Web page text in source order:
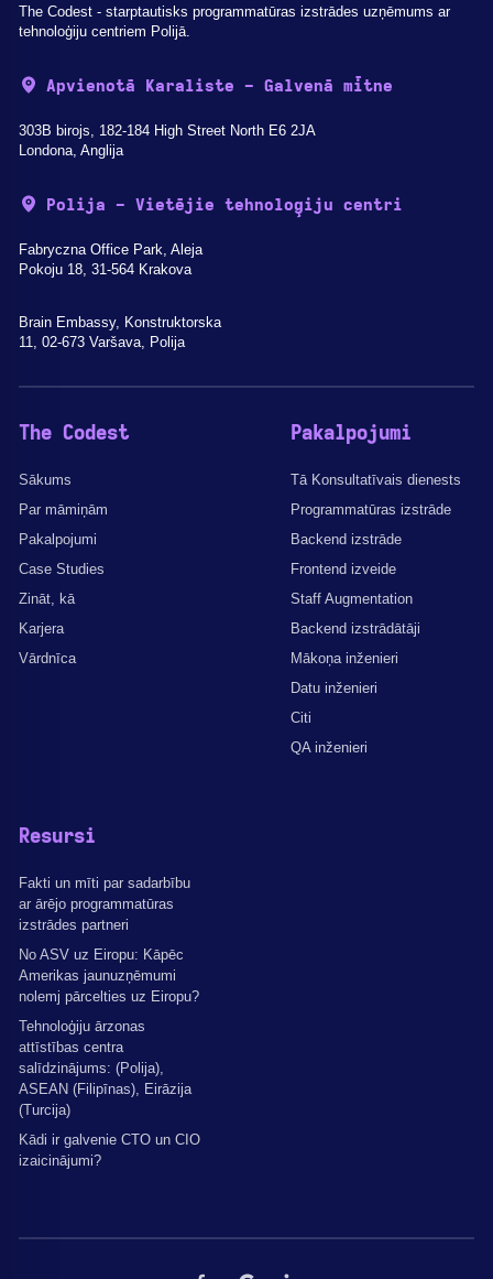
The Codest - starptautisks programmatūras izstrādes uzņēmums ar
tehnoloģiju centriem Polijā.
Apvienotā Karaliste - Galvenā mītne
303B birojs, 182-184 High Street North E6 2JA
Londona, Anglija
Polija - Vietējie tehnoloģiju centri
Fabryczna Office Park, Aleja
Pokoju 18, 31-564 Krakova
Brain Embassy, Konstruktorska
11, 02-673 Varšava, Polija
The Codest
Sākums
Par māmiņām
Pakalpojumi
Case Studies
Zināt, kā
Karjera
Vārdnīca
Pakalpojumi
Tā Konsultatīvais dienests
Programmatūras izstrāde
Backend izstrāde
Frontend izveide
Staff Augmentation
Backend izstrādātāji
Mākoņa inženieri
Datu inženieri
Citi
QA inženieri
Resursi
Fakti un mīti par sadarbību
ar ārējo programmatūras
izstrādes partneri
No ASV uz Eiropu: Kāpēc
Amerikas jaunuzņēmumi
nolemj pārcelties uz Eiropu?
Tehnoloģiju ārzonas
attīstības centra
salīdzinājums: (Polija),
ASEAN (Filipīnas), Eirāzija
(Turcija)
Kādi ir galvenie CTO un CIO
izaicinājumi?